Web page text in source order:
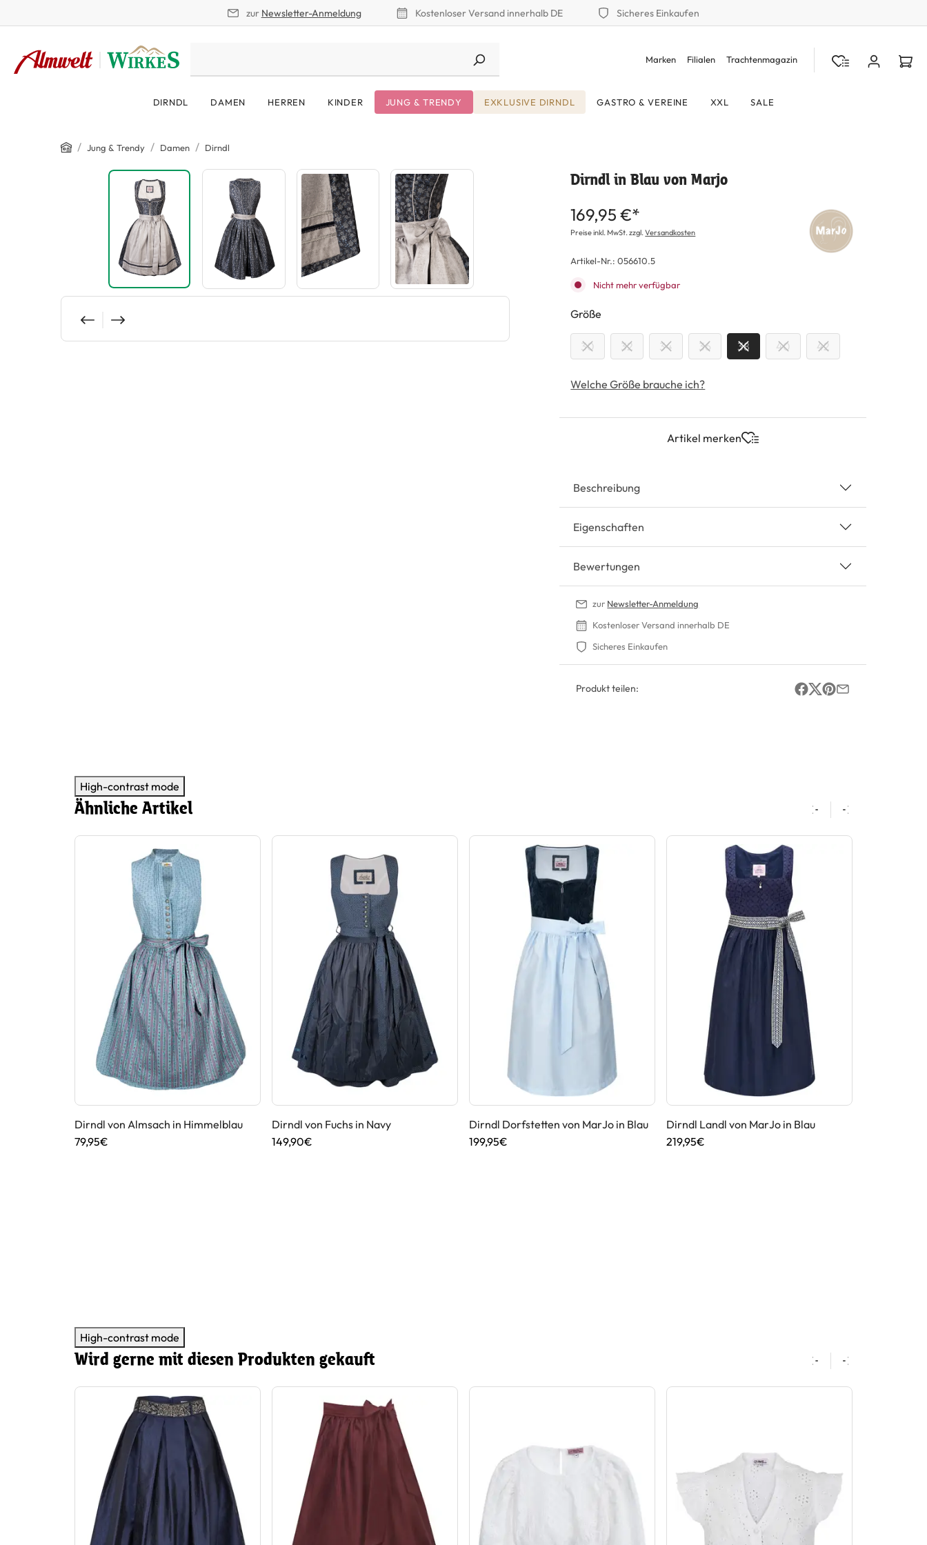
zur Newsletter-Anmeldung Kostenloser Versand innerhalb DE Sicheres Einkaufen
Marken Filialen Trachtenmagazin
DIRNDL DAMEN HERREN KINDER JUNG & TRENDY EXKLUSIVE DIRNDL GASTRO & VEREINE XXL SALE
Home
/ Jung & Trendy / Damen / Dirndl
Bildergalerie überspringen Dirndl in Blau von Marjo
169,95 €*
Preise inkl. MwSt. zzgl.Versandkosten
Artikel-Nr.:056610.5
Nicht mehr verfügbar
Größe
30 32 34 36 38 40 42
Welche Größe brauche ich?
Artikel merken
Beschreibung
Eigenschaften
Bewertungen
zur Newsletter-Anmeldung
Kostenloser Versand innerhalb DE
Sicheres Einkaufen
Produkt teilen:
High-contrast mode
Ähnliche Artikel
Dirndl von Almsach in Himmelblau
79,95€
Dirndl von Fuchs in Navy
149,90€
Dirndl Dorfstetten von MarJo in Blau
199,95€
Dirndl Landl von MarJo in Blau
219,95€
High-contrast mode
Wird gerne mit diesen Produkten gekauft